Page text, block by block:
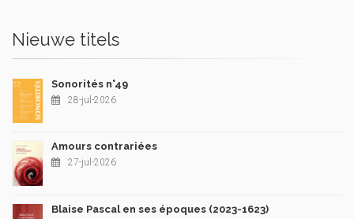
Nieuwe titels
Sonorités n°49
28-jul-2026
Amours contrariées
27-jul-2026
Blaise Pascal en ses époques (2023-1623)